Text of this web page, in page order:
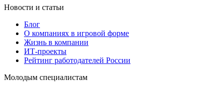
Новости и статьи
Блог
О компаниях в игровой форме
Жизнь в компании
ИТ-проекты
Рейтинг работодателей России
Молодым специалистам